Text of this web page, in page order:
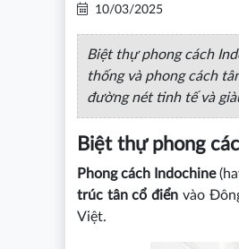
10/03/2025
Biệt thự phong cách
thống và phong cách
đường nét tinh tế và
Biệt thự phong
Phong cách Indochine
trúc tân cổ điển vào
Việt.